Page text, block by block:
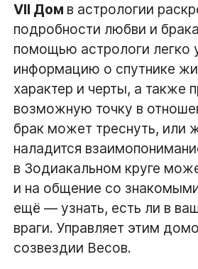
VII Дом в астрологии
подробности любви и
помощью астрологи легко
информацию о спутнике
характер и черты, а также
возможную точку в
брак может треснуть, или
наладится
в Зодиакальном круге
и на общение со
ещё — узнать, есть ли в
враги. Управляет этим
созвездии Весов.